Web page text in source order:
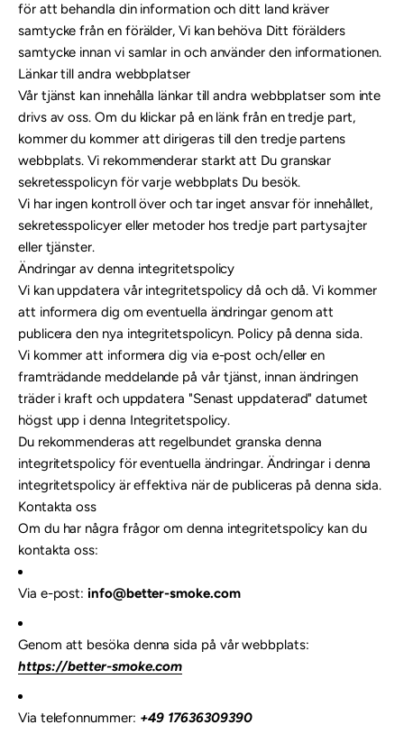
för att behandla din information och ditt land kräver
samtycke från en förälder, Vi kan behöva Ditt förälders
samtycke innan vi samlar in och använder den informationen.
Länkar till andra webbplatser
Vår tjänst kan innehålla länkar till andra webbplatser som inte
drivs av oss. Om du klickar på en länk från en tredje part,
kommer du kommer att dirigeras till den tredje partens
webbplats. Vi rekommenderar starkt att Du granskar
sekretesspolicyn för varje webbplats Du besök.
Vi har ingen kontroll över och tar inget ansvar för innehållet,
sekretesspolicyer eller metoder hos tredje part partysajter
eller tjänster.
Ändringar av denna integritetspolicy
Vi kan uppdatera vår integritetspolicy då och då. Vi kommer
att informera dig om eventuella ändringar genom att
publicera den nya integritetspolicyn. Policy på denna sida.
Vi kommer att informera dig via e-post och/eller en
framträdande meddelande på vår tjänst, innan ändringen
träder i kraft och uppdatera "Senast uppdaterad" datumet
högst upp i denna Integritetspolicy.
Du rekommenderas att regelbundet granska denna
integritetspolicy för eventuella ändringar. Ändringar i denna
integritetspolicy är effektiva när de publiceras på denna sida.
Kontakta oss
Om du har några frågor om denna integritetspolicy kan du
kontakta oss:
Via e-post: info@better-smoke.com
Genom att besöka denna sida på vår webbplats:
https://better-smoke.com
Via telefonnummer: +49 17636309390